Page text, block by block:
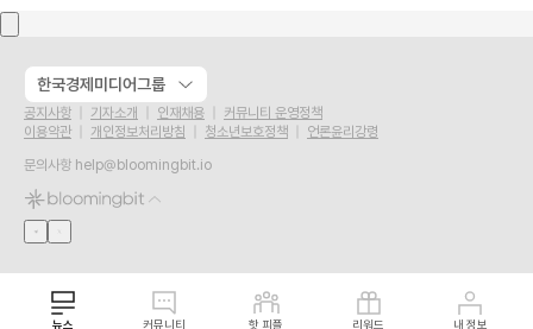
한국경제미디어그룹
공지사항 기자소개 인재채용
커뮤니티 운영정책
이용약관
개인정보처리방침 청소년보호정책
언론윤리강령
문의사항 help@bloomingbit.io
뉴스 커뮤니티 핫 피플 리워드 내 정보